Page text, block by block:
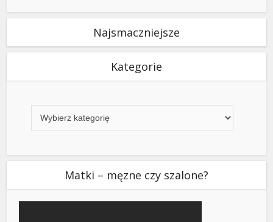
Najsmaczniejsze
Kategorie
Matki – męzne czy szalone?